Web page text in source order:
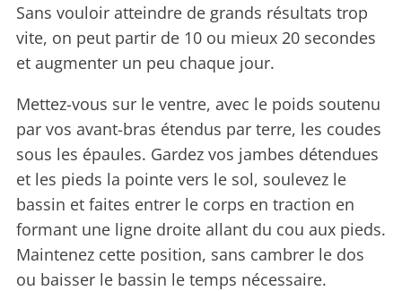
Sans vouloir atteindre de grands résultats trop
vite, on peut partir de 10 ou mieux 20 secondes
et augmenter un peu chaque jour.
Mettez-vous sur le ventre, avec le poids soutenu
par vos avant-bras étendus par terre, les coudes
sous les épaules. Gardez vos jambes détendues
et les pieds la pointe vers le sol, soulevez le
bassin et faites entrer le corps en traction en
formant une ligne droite allant du cou aux pieds.
Maintenez cette position, sans cambrer le dos
ou baisser le bassin le temps nécessaire.